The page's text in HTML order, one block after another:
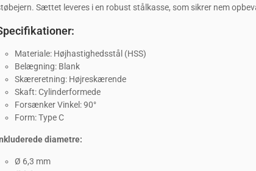
Sættet leveres i en robust stålkasse, som sikrer nem
Materiale: Højhastighedsstål (HSS)
Belægning: Blank
Skæreretning: Højreskærende
Skaft: Cylinderformede
Forsænker Vinkel: 90°
Form: Type C
diametre:
Ø 6,3 mm